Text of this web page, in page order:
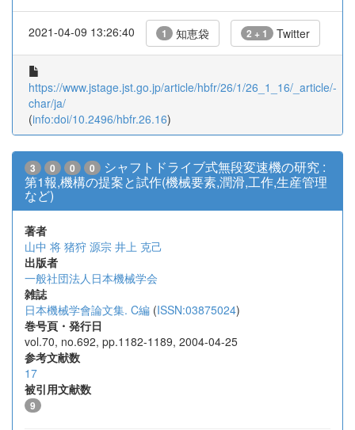
2021-04-09 13:26:40 1 知恵袋 2 + 1 Twitter
https://www.jstage.jst.go.jp/article/hbfr/26/1/26_1_16/_article/-
char/ja/
(info:doi/10.2496/hbfr.26.16)
3 0 0 0
シャフトドライブ式無段変速機の研究 :
第1報,機構の提案と試作(機械要素,潤滑,工作,生産管理
など)
著者
山中 将 猪狩 源宗 井上 克己
出版者
一般社団法人日本機械学会
雑誌
日本機械学會論文集. C編 (ISSN:03875024)
巻号頁・発行日
vol.70, no.692, pp.1182-1189, 2004-04-25
参考文献数
17
被引用文献数
9